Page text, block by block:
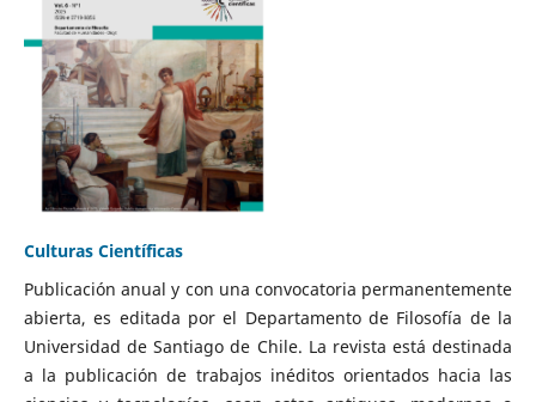
Culturas Científicas
Publicación anual y con una convocatoria permanentemente
abierta, es editada por el Departamento de Filosofía de la
Universidad de Santiago de Chile. La revista está destinada
a la publicación de trabajos inéditos orientados hacia las